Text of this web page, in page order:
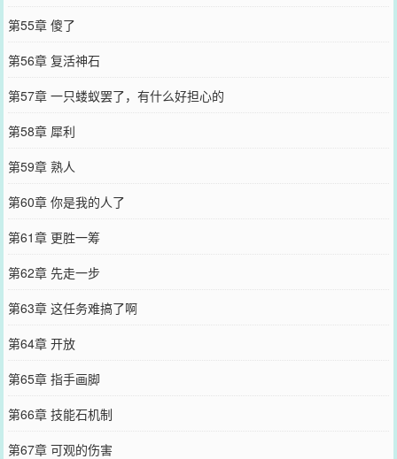
第55章 傻了
第56章 复活神石
第57章 一只蝼蚁罢了，有什么好担心的
第58章 犀利
第59章 熟人
第60章 你是我的人了
第61章 更胜一筹
第62章 先走一步
第63章 这任务难搞了啊
第64章 开放
第65章 指手画脚
第66章 技能石机制
第67章 可观的伤害